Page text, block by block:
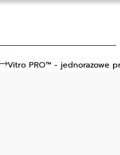
Vitro PRO™ - jednorazowe